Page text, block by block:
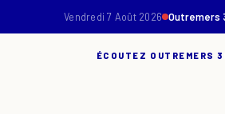
Vendredi 7 Août 2026 Outremers
ÉCOUTEZ OUTREMERS